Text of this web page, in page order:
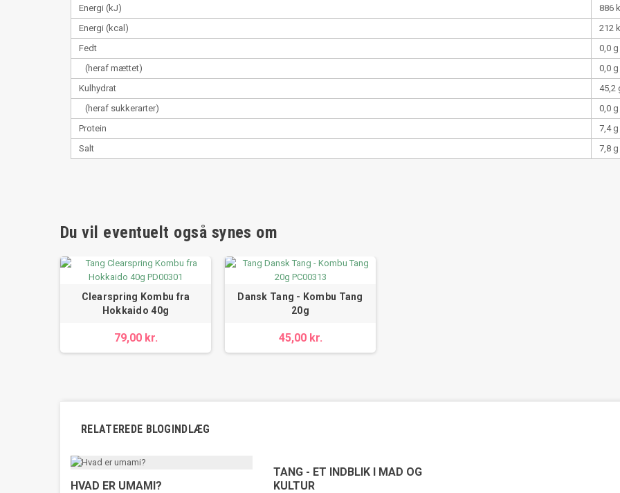
Energi (kJ)
886
Energi (kcal)
212
Fedt
0,0 g
(heraf mættet)
0,0 g
Kulhydrat
45,2
(heraf sukkerarter)
0,0 g
Protein
7,4 g
Salt
7,8 g
Du vil eventuelt også synes om
Clearspring Kombu fra
Hokkaido 40g
79,00 kr.
Dansk Tang - Kombu Tang
20g
45,00 kr.
RELATEREDE BLOGINDLÆG
HVAD ER UMAMI?
TANG - ET INDBLIK I MAD OG
KULTUR